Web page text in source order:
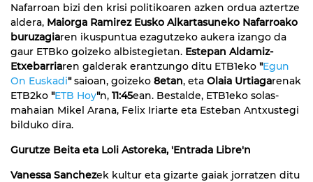
Nafarroan bizi den krisi politikoaren azken ordua aztertze
aldera, Maiorga Ramirez Eusko Alkartasuneko Nafarroako
buruzagiaren ikuspuntua ezagutzeko aukera izango da
gaur ETBko goizeko albistegietan. Estepan Aldamiz-
Etxebarriaren galderak erantzungo ditu ETB1eko "Egun
On Euskadi"saioan, goizeko 8etan, eta Olaia Urtiagarenak
ETB2ko "ETB Hoy"n, 11:45ean. Bestalde, ETB1eko solas-
mahaian Mikel Arana, Felix Iriarte eta Esteban Antxustegi
bilduko dira.
Gurutze Beita eta Loli Astoreka, 'Entrada Libre'n
Vanessa Sanchezek kultur eta gizarte gaiak jorratzen ditu